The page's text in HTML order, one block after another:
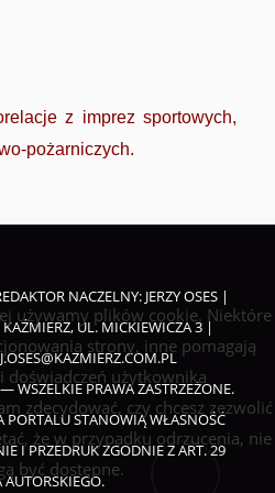
z imprez sportowych,
pożarniczych.
NACZELNY: JERZY OSES |
KAŹMIERZ, UL. MICKIEWICZA 3 |
J.OSES@KAZMIERZ.COM.PL
PRAWA ZASTRZEŻONE.
PORTALU STANOWIĄ WŁASNOŚĆ
I PRZEDRUK ZGODNIE Z ART. 29
AUTORSKIEGO.
używamy plików cookie. Niektóre
strony, inne pomagają
doświadczeń użytkownika
zdecydować, czy chcesz zezwolić
że w przypadku odrzucenia, nie
być dostępne.